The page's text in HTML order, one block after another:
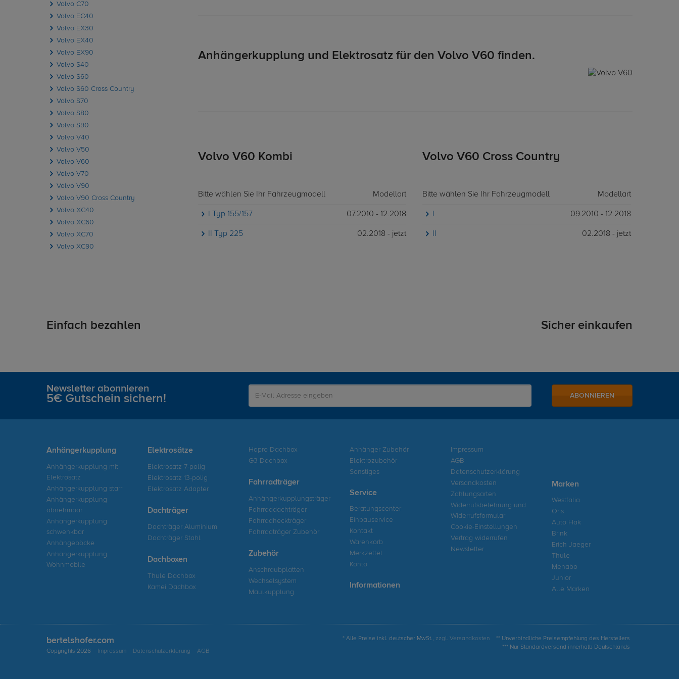
Volvo C70
Volvo EC40
Volvo EX30
Volvo EX40
Volvo EX90
Volvo S40
Volvo S60
Volvo S60 Cross Country
Volvo S70
Volvo S80
Volvo S90
Volvo V40
Volvo V50
Volvo V60
Volvo V70
Volvo V90
Volvo V90 Cross Country
Volvo XC40
Volvo XC60
Volvo XC70
Volvo XC90
Anhängerkupplung und Elektrosatz für den Volvo V60 finden.
Volvo V60 Kombi
Bitte wählen Sie Ihr Fahrzeugmodell Modellart
I Typ 155/157 07.2010 - 12.2018
II Typ 225 02.2018 - jetzt
Volvo V60 Cross Country
Bitte wählen Sie Ihr Fahrzeugmodell Modellart
09.2010 - 12.2018
02.2018 - jetzt
Einfach bezahlen Sicher einkaufen
Newsletter abonnieren
5€ Gutschein sichern! ABONNIEREN
Anhängerkupplung
Anhängerkupplung mit
Elektrosatz
Anhängerkupplung starr
Anhängerkupplung
abnehmbar
Anhängerkupplung
schwenkbar
Anhängeböcke
Anhängerkupplung
Wohnmobile
Elektrosätze
Elektrosatz 7-polig
Elektrosatz 13-polig
Elektrosatz Adapter
Dachträger
Dachträger Aluminium
Dachträger Stahl
Dachboxen
Thule Dachbox
Kamei Dachbox
Hapro Dachbox
G3 Dachbox
Fahrradträger
Anhängerkupplungsträger
Fahrraddachträger
Fahrradheckträger
Fahrradträger Zubehör
Zubehör
Anschraubplatten
Wechselsystem
Maulkupplung
Anhänger Zubehör
Elektrozubehör
Sonstiges
Service
Beratungscenter
Einbauservice
Kontakt
Warenkorb
Merkzettel
Konto
Informationen
Impressum
AGB
Datenschutzerklärung
Versandkosten
Zahlungsarten
Widerrufsbelehrung und
Widerrufsformular
Cookie-Einstellungen
Vertrag widerrufen
Newsletter
Marken
Westfalia
Oris
Auto Hak
Brink
Erich Jaeger
Thule
Menabo
Junior
Alle Marken
* Alle Preise inkl. deutscher MwSt., zzgl. Versandkosten
** Unverbindliche Preisempfehlung des Herstellers
*** Nur Standardversand innerhalb Deutschlands
bertelshofer.com
Copyrights 2026 Impressum Datenschutzerklärung AGB